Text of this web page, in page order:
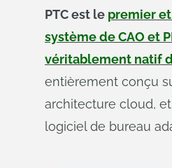
PTC est le premier
système de CAO et
véritablement natif
entièrement conçu
architecture cloud,
logiciel de bureau